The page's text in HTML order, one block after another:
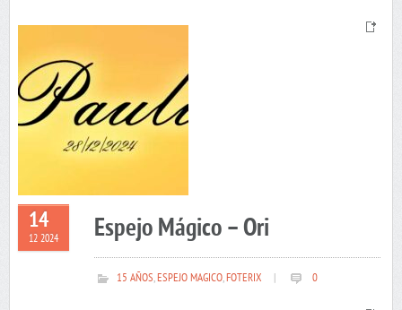
14
12 2024 Espejo Mágico – Ori
15 AÑOS,ESPEJO MAGICO,FOTERIX 0